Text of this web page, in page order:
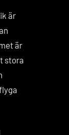
är
är
stora